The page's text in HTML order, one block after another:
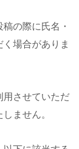
の際に氏名・
場合がありま
用させていただ
ません。